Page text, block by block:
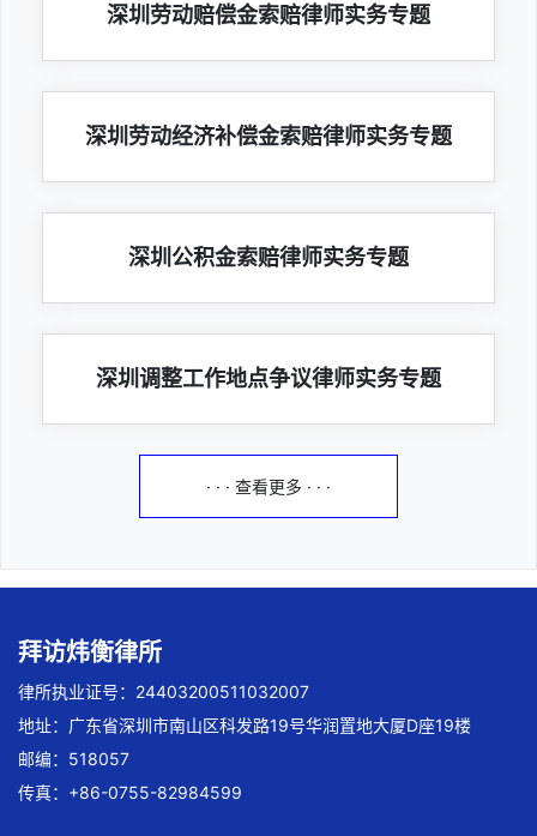
深圳劳动赔偿金索赔律师实务专题
深圳劳动经济补偿金索赔律师实务专题
深圳公积金索赔律师实务专题
深圳调整工作地点争议律师实务专题
· · · 查看更多 · · ·
拜访炜衡律所
律所执业证号：24403200511032007
地址：广东省深圳市南山区科发路19号华润置地大厦D座19楼
邮编：518057
传真：+86-0755-82984599